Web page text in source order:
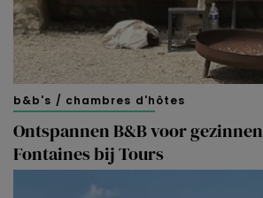
b&b's / chambres d'hôtes
Ontspannen B&B voor
Fontaines bij Tours